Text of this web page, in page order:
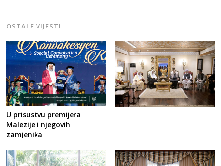
OSTALE VIJESTI
U prisustvu premijera
Malezije i njegovih
zamjenika